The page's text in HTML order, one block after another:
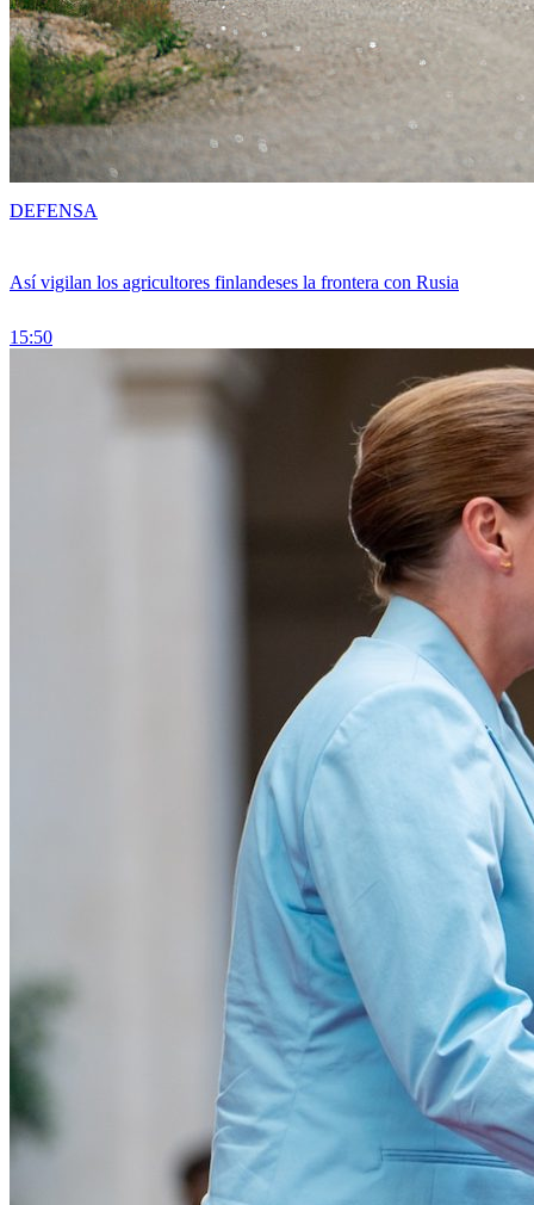
Así vigilan los agricultores finlandeses la frontera con Rusia
15:50
DEFENSA